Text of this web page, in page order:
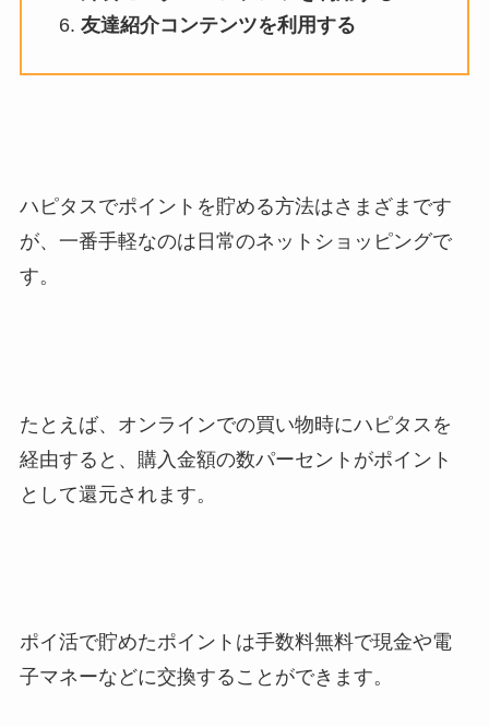
友達紹介コンテンツを利用する
ハピタスでポイントを貯める方法はさまざまです
が、一番手軽なのは日常のネットショッピングで
す。
たとえば、オンラインでの買い物時にハピタスを
経由すると、購入金額の数パーセントがポイント
として還元されます。
ポイ活で貯めたポイントは手数料無料で現金や電
子マネーなどに交換することができます。